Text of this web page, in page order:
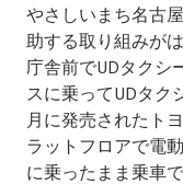
やさしいまち名古
助する取り組みが
庁舎前でUDタクシ
スに乗ってUDタク
月に発売されたト
ラットフロアで電
に乗ったまま乗車